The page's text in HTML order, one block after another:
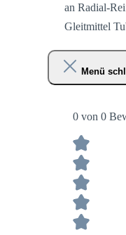
an Radial-
Gleitmittel
Menü
0 von 0